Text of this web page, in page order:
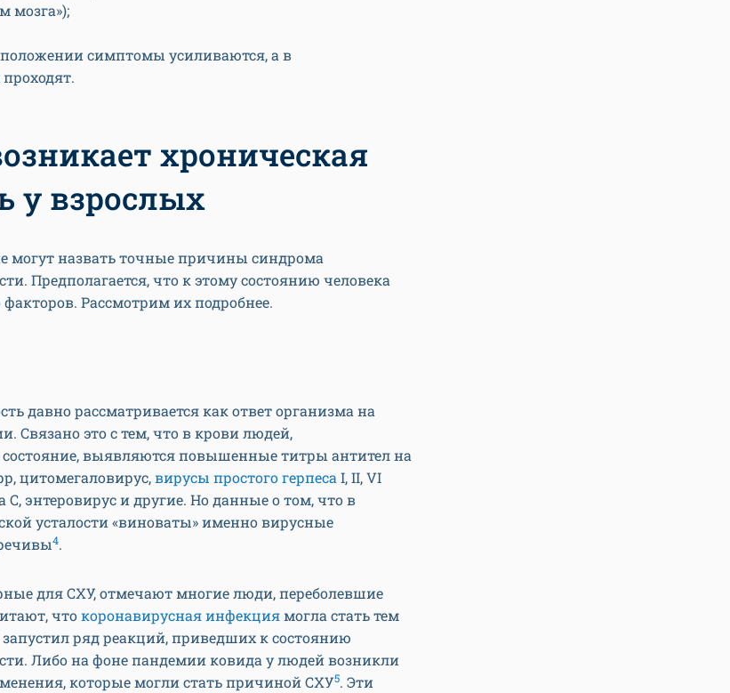
мозга»);
симптомы усиливаются, а в
хроническая
у взрослых
могут назвать точные причины синдрома
Предполагается, что к этому состоянию человека
Рассмотрим их подробнее.
давно рассматривается как ответ организма на
Связано это с тем, что в крови людей,
выявляются повышенные титры антител на
цитомегаловирус,вирусы простого герпесаI, II, VI
С, энтеровирус и другие. Но данные о том, что в
усталости «виноваты» именно вирусные
4.
для СХУ, отмечают многие люди, переболевшие
чтокоронавирусная инфекциямогла стать тем
ряд реакций, приведших к состоянию
Либо на фоне пандемии ковида у людей возникли
которые могли стать причиной СХУ5. Эти